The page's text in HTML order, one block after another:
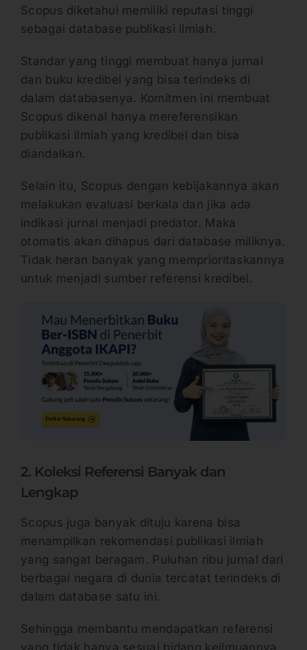
Scopus diketahui memiliki reputasi tinggi
sebagai database publikasi ilmiah.
Standar yang tinggi membuat hanya jurnal
dan buku kredibel yang bisa terindeks di
dalam databasenya. Komitmen ini membuat
Scopus dikenal hanya mereferensikan
publikasi ilmiah yang kredibel dan bisa
diandalkan.
Selain itu, Scopus dengan kebijakannya akan
melakukan evaluasi berkala dan jika ada
indikasi jurnal menjadi predator. Maka
otomatis akan dihapus dari database miliknya.
Tidak heran banyak yang memprioritaskannya
untuk menjadi sumber referensi kredibel.
2. Koleksi Referensi Banyak dan
Lengkap
Scopus juga banyak dituju karena bisa
menampilkan rekomendasi publikasi ilmiah
yang sangat beragam. Puluhan ribu jurnal dari
berbagai negara di dunia tercatat terindeks di
dalam database satu ini.
Sehingga membantu mendapatkan referensi